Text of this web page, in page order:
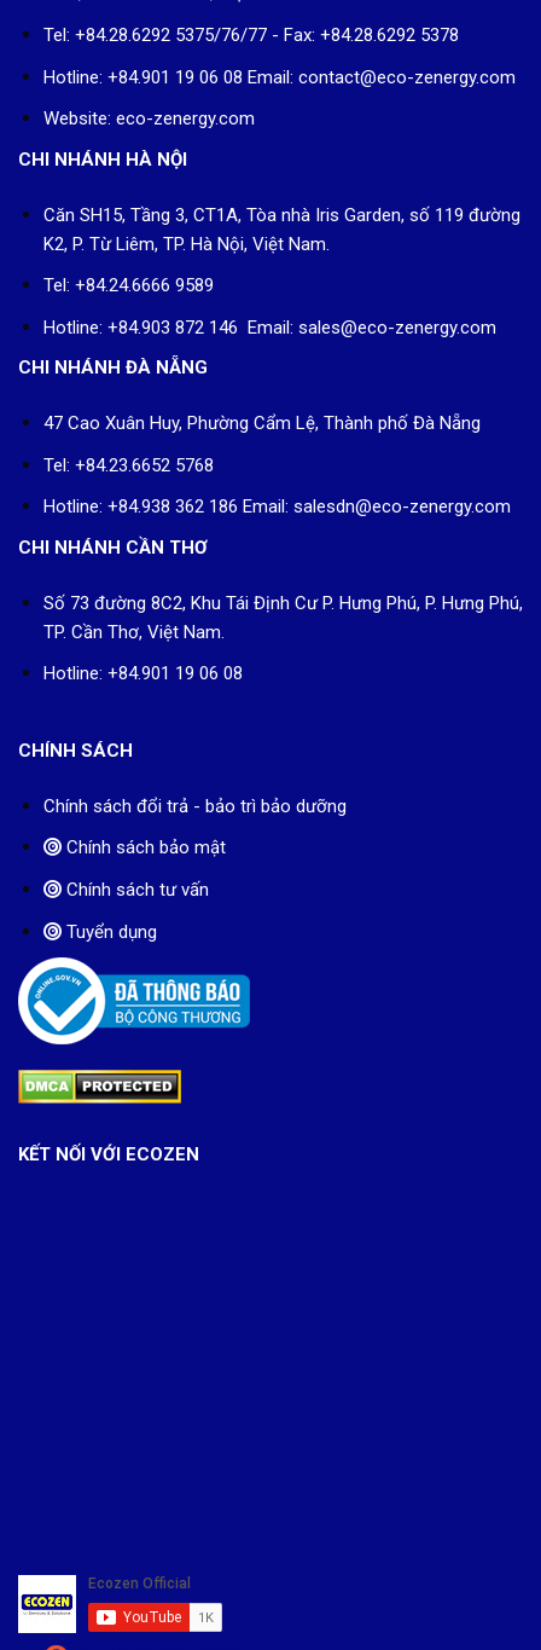
Tel: +84.28.6292 5375/76/77 - Fax: +84.28.6292 5378
Hotline: +84.901 19 06 08 Email: contact@eco-zenergy.com
Website: eco-zenergy.com
CHI NHÁNH HÀ NỘI
Căn SH15, Tầng 3, CT1A, Tòa nhà Iris Garden, số 119 đường
K2, P. Từ Liêm, TP. Hà Nội, Việt Nam.
Tel: +84.24.6666 9589
Hotline: +84.903 872 146 Email: sales@eco-zenergy.com
CHI NHÁNH ĐÀ NẴNG
47 Cao Xuân Huy, Phường Cẩm Lệ, Thành phố Đà Nẵng
Tel: +84.23.6652 5768
Hotline: +84.938 362 186 Email: salesdn@eco-zenergy.com
CHI NHÁNH CẦN THƠ
Số 73 đường 8C2, Khu Tái Định Cư P. Hưng Phú, P. Hưng Phú,
TP. Cần Thơ, Việt Nam.
Hotline: +84.901 19 06 08
CHÍNH SÁCH
Chính sách đổi trả - bảo trì bảo dưỡng
Chính sách bảo mật
Chính sách tư vấn
Tuyển dụng
KẾT NỐI VỚI ECOZEN